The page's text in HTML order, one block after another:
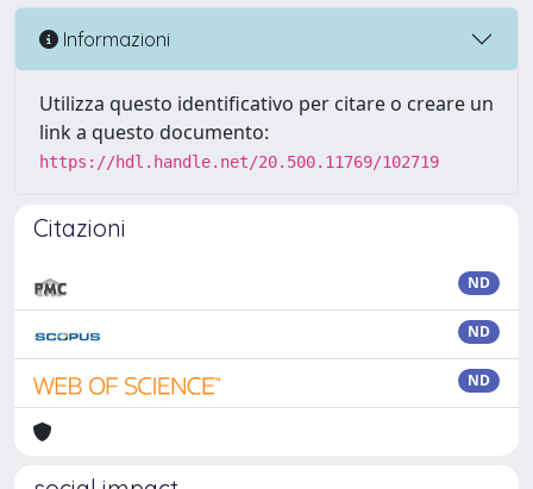
Informazioni
Utilizza questo identificativo per citare o creare un
link a questo documento:
https://hdl.handle.net/20.500.11769/102719
Citazioni
ND
ND
ND